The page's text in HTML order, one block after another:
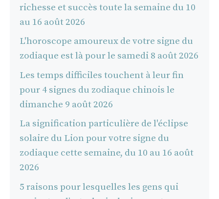
richesse et succès toute la semaine du 10
au 16 août 2026
L'horoscope amoureux de votre signe du
zodiaque est là pour le samedi 8 août 2026
Les temps difficiles touchent à leur fin
pour 4 signes du zodiaque chinois le
dimanche 9 août 2026
La signification particulière de l'éclipse
solaire du Lion pour votre signe du
zodiaque cette semaine, du 10 au 16 août
2026
5 raisons pour lesquelles les gens qui